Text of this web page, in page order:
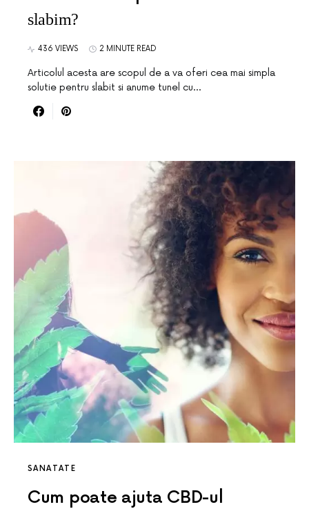
slabim?
436 VIEWS 2 MINUTE READ
Articolul acesta are scopul de a va oferi cea mai simpla
solutie pentru slabit si anume tunel cu…
SANATATE
Cum poate ajuta CBD-ul